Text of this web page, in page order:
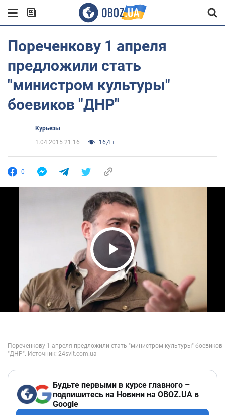
Пореченкову 1 апреля
предложили стать
"министром культуры"
боевиков "ДНР"
Курьезы
1.04.2015 21:16
16,4 т.
0
Play Video
Будьте первыми в курсе главного –
подпишитесь на Новини на OBOZ.UA в
Google